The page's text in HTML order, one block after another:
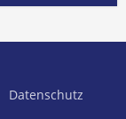
Datenschutz